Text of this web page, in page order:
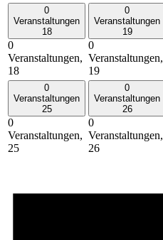
0
Veranstaltungen
18
0
Veranstaltungen,
18
0
Veranstaltungen
19
0
Veranstaltungen,
19
0
Veranstaltungen
25
0
Veranstaltungen,
25
0
Veranstaltungen
26
0
Veranstaltungen,
26